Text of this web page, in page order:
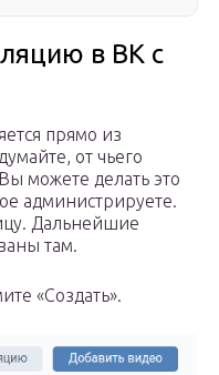
в ВК с
прямо из
от чьего
можете делать это
администрируете.
Дальнейшие
там.
«Создать».